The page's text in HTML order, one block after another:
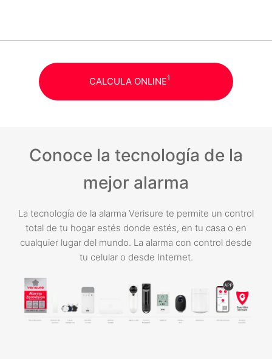
CALCULA ONLINE1
Conoce la tecnología de la
mejor alarma
La tecnología de la alarma Verisure te permite un control
total de tu hogar estés donde estés, en tu casa o en
cualquier lugar del mundo. La alarma con control desde
tu celular o desde Internet.